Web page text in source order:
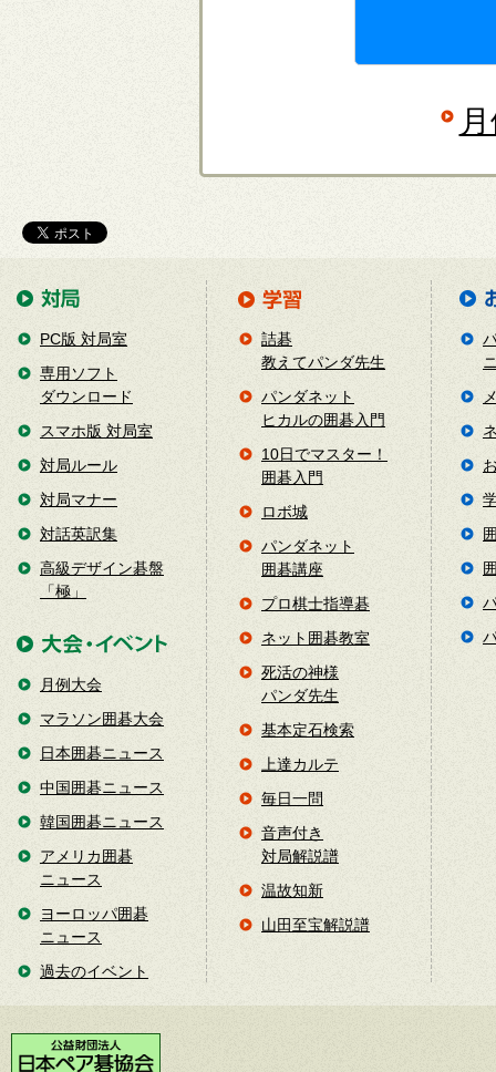
PC版 対局室
専用ソフト
ダウンロード
スマホ版 対局室
対局ルール
対局マナー
対話英訳集
高級デザイン碁盤
「極」
月例大会
マラソン囲碁大会
日本囲碁ニュース
中国囲碁ニュース
韓国囲碁ニュース
アメリカ囲碁
ニュース
ヨーロッパ囲碁
ニュース
過去のイベント
詰碁
教えてパンダ先生
パンダネット
ヒカルの囲碁入門
10日でマスター！
囲碁入門
ロボ城
パンダネット
囲碁講座
プロ棋士指導碁
ネット囲碁教室
死活の神様
パンダ先生
基本定石検索
上達カルテ
毎日一問
音声付き
対局解説譜
温故知新
山田至宝解説譜